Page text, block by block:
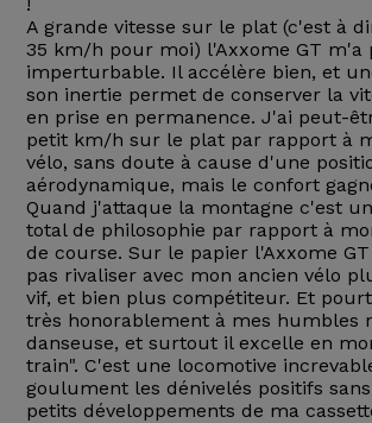
!
A grande vitesse sur le plat (c'est à
35 km/h pour moi) l'Axxome GT m'a
imperturbable. Il accélère bien, et
son inertie permet de conserver la
en prise en permanence. J'ai peut-
petit km/h sur le plat par rapport à
vélo, sans doute à cause d'une
aérodynamique, mais le confort
Quand j'attaque la montagne c'est
total de philosophie par rapport à
de course. Sur le papier l'Axxome
pas rivaliser avec mon ancien vélo
vif, et bien plus compétiteur. Et
très honorablement à mes humbles
danseuse, et surtout il excelle en
train". C'est une locomotive
goulument les dénivelés positifs
petits développements de ma